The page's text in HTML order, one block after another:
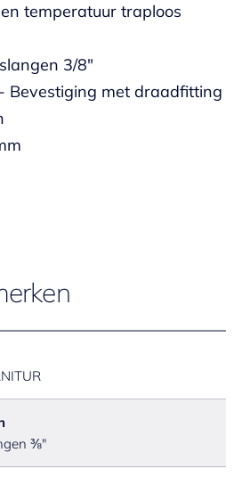
temperatuur traploos
3/8"
Bevestiging met draadfitting
⅜"